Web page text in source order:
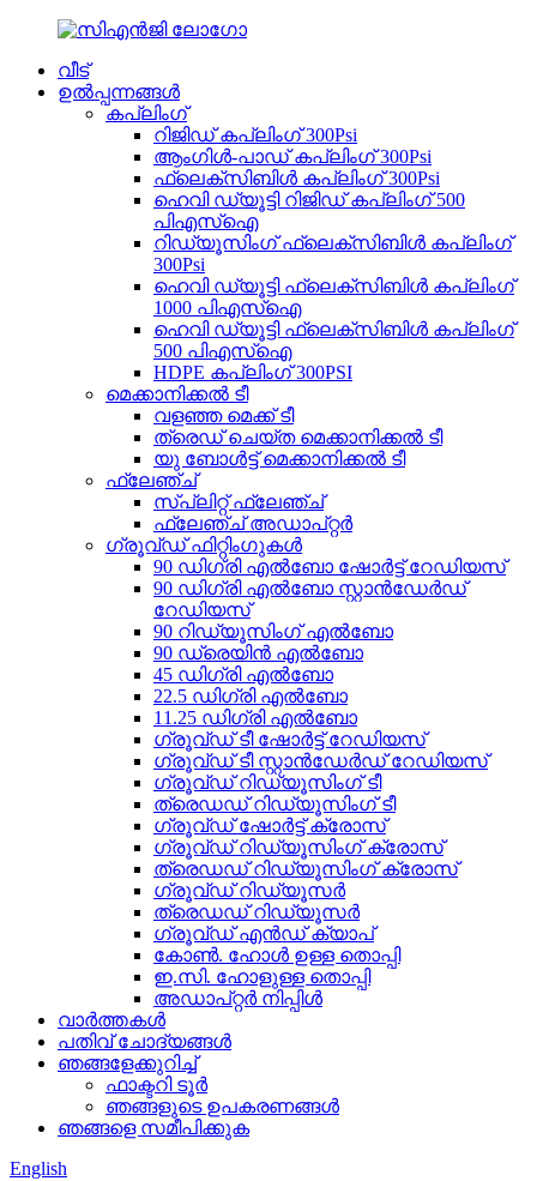
വീട്
ഉൽപ്പന്നങ്ങൾ
കപ്ലിംഗ്
റിജിഡ് കപ്ലിംഗ് 300Psi
ആംഗിൾ-പാഡ് കപ്ലിംഗ് 300Psi
ഫ്ലെക്സിബിൾ കപ്ലിംഗ് 300Psi
ഹെവി ഡ്യൂട്ടി റിജിഡ് കപ്ലിംഗ് 500
പിഎസ്ഐ
റിഡ്യൂസിംഗ് ഫ്ലെക്സിബിൾ കപ്ലിംഗ്
300Psi
ഹെവി ഡ്യൂട്ടി ഫ്ലെക്സിബിൾ കപ്ലിംഗ്
1000 പിഎസ്ഐ
ഹെവി ഡ്യൂട്ടി ഫ്ലെക്സിബിൾ കപ്ലിംഗ്
500 പിഎസ്ഐ
HDPE കപ്ലിംഗ് 300PSI
മെക്കാനിക്കൽ ടീ
വളഞ്ഞ മെക്ക് ടീ
ത്രെഡ് ചെയ്ത മെക്കാനിക്കൽ ടീ
യു ബോൾട്ട് മെക്കാനിക്കൽ ടീ
ഫ്ലേഞ്ച്
സ്പ്ലിറ്റ് ഫ്ലേഞ്ച്
ഫ്ലേഞ്ച് അഡാപ്റ്റർ
ഗ്രൂവ്ഡ് ഫിറ്റിംഗുകൾ
90 ഡിഗ്രി എൽബോ ഷോർട്ട് റേഡിയസ്
90 ഡിഗ്രി എൽബോ സ്റ്റാൻഡേർഡ്
റേഡിയസ്
90 റിഡ്യൂസിംഗ് എൽബോ
90 ഡ്രെയിൻ എൽബോ
45 ഡിഗ്രി എൽബോ
22.5 ഡിഗ്രി എൽബോ
11.25 ഡിഗ്രി എൽബോ
ഗ്രൂവ്ഡ് ടീ ഷോർട്ട് റേഡിയസ്
ഗ്രൂവ്ഡ് ടീ സ്റ്റാൻഡേർഡ് റേഡിയസ്
ഗ്രൂവ്ഡ് റിഡ്യൂസിംഗ് ടീ
ത്രെഡഡ് റിഡ്യൂസിംഗ് ടീ
ഗ്രൂവ്ഡ് ഷോർട്ട് ക്രോസ്
ഗ്രൂവ്ഡ് റിഡ്യൂസിംഗ് ക്രോസ്
ത്രെഡഡ് റിഡ്യൂസിംഗ് ക്രോസ്
ഗ്രൂവ്ഡ് റിഡ്യൂസർ
ത്രെഡഡ് റിഡ്യൂസർ
ഗ്രൂവ്ഡ് എൻഡ് ക്യാപ്
കോൺ. ഹോൾ ഉള്ള തൊപ്പി
ഇ.സി. ഹോളുള്ള തൊപ്പി
അഡാപ്റ്റർ നിപ്പിൾ
വാർത്തകൾ
പതിവ് ചോദ്യങ്ങൾ
ഞങ്ങളേക്കുറിച്ച്
ഫാക്ടറി ടൂർ
ഞങ്ങളുടെ ഉപകരണങ്ങൾ
ഞങ്ങളെ സമീപിക്കുക
English